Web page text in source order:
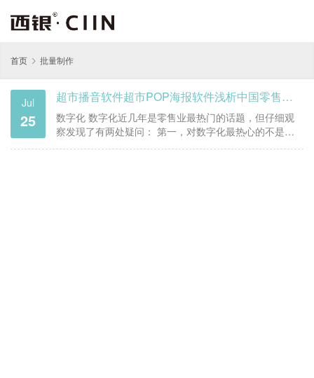
首页 批量制作
Jul
25
超市播音软件超市POP海报软件浅析中国零售业三个热点问题
数字化 数字化近几年是零售业最热门的话题，但仔细观
察发现了有两处疑问： 第一，对数字化最热心的不是做